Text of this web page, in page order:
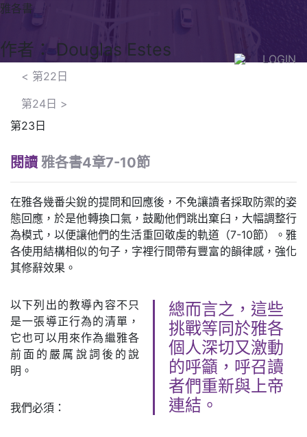
LOGIN
雅各書
作者： Douglas Estes
< 第22日
第24日 >
第23日
閱讀 雅各書4章7-10節
在雅各幾番尖銳的提問和回應後，不免讓讀者採取防禦的姿
態回應，於是他轉換口氣，鼓勵他們跳出窠臼，大幅調整行
為模式，以便讓他們的生活重回敬虔的軌道（7-10節）。雅
各使用結構相似的句子，字裡行間帶有豐富的韻律感，強化
其修辭效果。
總而言之，這些
挑戰等同於雅各
個人深切又激動
的呼籲，呼召讀
者們重新與上帝
連結。
以下列出的教導內容不只
是一張導正行為的清單，
它也可以用來作為繼雅各
前面的嚴厲說詞後的說
明。
我們必須：